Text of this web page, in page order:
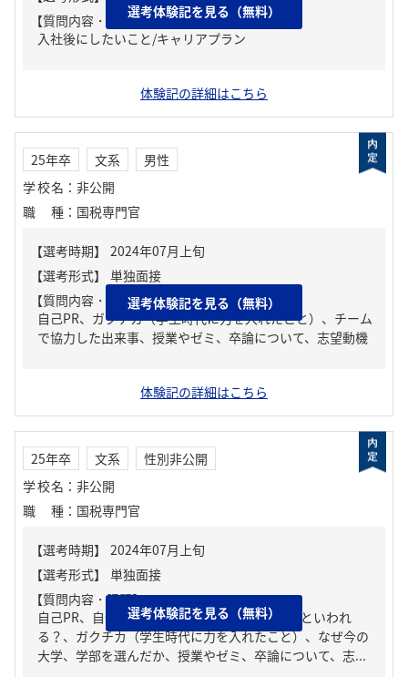
【質問内容・課題】
入社後にしたいこと/キャリアプラン
選考体験記を見る（無料）
体験記の詳細はこちら
25年卒 文系
男性
学校名 ： 非公開
職種 ： 国税専門官
【質問内容・課題】
自己PR、ガクチカ（学生時代に力を入れたこと）、チーム
で協力した出来事、授業やゼミ、卒論について、志望動機
選考体験記を見る（無料）
体験記の詳細はこちら
25年卒 文系
性別非公開
学校名 ： 非公開
職種 ： 国税専門官
【質問内容・課題】
自己PR、自分の強み/弱み、周りからどんな人といわれ
る？、ガクチカ（学生時代に力を入れたこと）、なぜ今の
大学、学部を選んだか、授業やゼミ、卒論について、志...
選考体験記を見る（無料）